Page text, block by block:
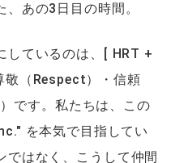
あの3日目の時間。
しているのは、[ HRT +
（Respect）・信頼
です。私たちは、この
を本気で目指してい
ではなく、こうして仲間